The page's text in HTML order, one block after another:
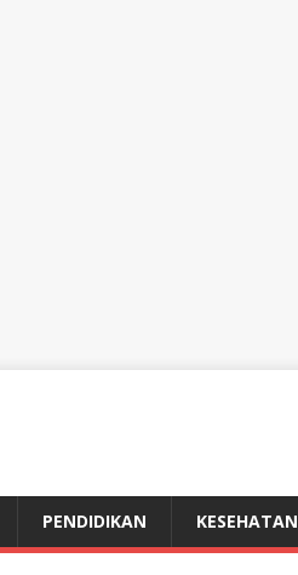
PENDIDIKAN KESEHATAN